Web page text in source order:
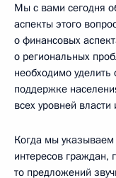
Мы с вами сегодня
аспекты этого
о финансовых
о региональных
необходимо
поддержке
всех уровней власти
Когда мы указываем
интересов граждан,
то предложений